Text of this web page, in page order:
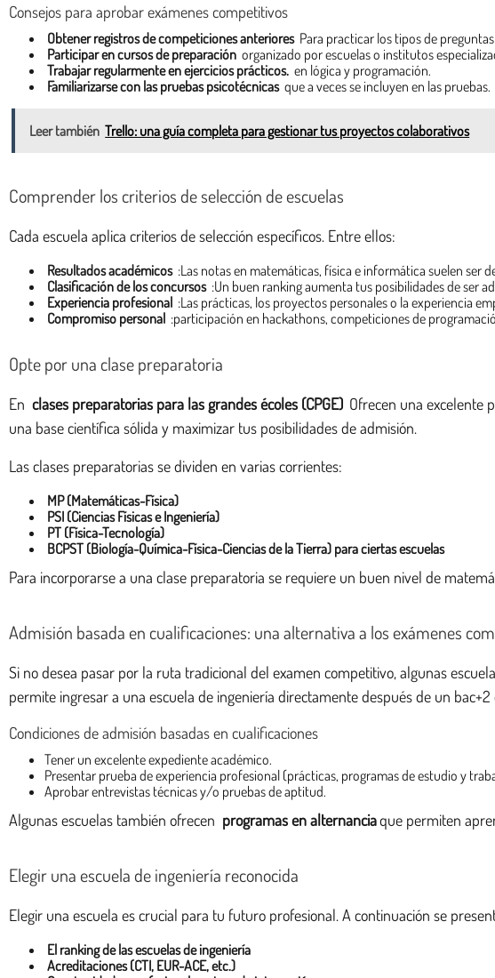
Consejos para aprobar exámenes competitivos
Obtener registros de competiciones anteriores Para practicar los tipos de
Participar en cursos de preparación organizado por escuelas o institutos
Trabajar regularmente en ejercicios prácticos. en lógica y programación.
Familiarizarse con las pruebas psicotécnicas que a veces se incluyen en las pruebas.
Leer también Trello: una guía completa para gestionar tus proyectos colaborativos
Comprender los criterios de selección de escuelas
Cada escuela aplica criterios de selección específicos. Entre ellos:
Resultados académicos :Las notas en matemáticas, física e informática suelen ser
Clasificación de los concursos :Un buen ranking aumenta tus posibilidades de ser
Experiencia profesional :Las prácticas, los proyectos personales o la experiencia
Compromiso personal :participación en hackathons, competiciones de
Opte por una clase preparatoria
En clases preparatorias para las grandes écoles (CPGE) Ofrecen una excelente
una base científica sólida y maximizar tus posibilidades de admisión.
Las clases preparatorias se dividen en varias corrientes:
MP (Matemáticas-Física)
PSI (Ciencias Físicas e Ingeniería)
PT (Física-Tecnología)
BCPST (Biología-Química-Física-Ciencias de la Tierra) para ciertas escuelas
Para incorporarse a una clase preparatoria se requiere un buen nivel de
Admisión basada en cualificaciones: una alternativa a los exámenes
Si no desea pasar por la ruta tradicional del examen competitivo, algunas
permite ingresar a una escuela de ingeniería directamente después de un bac+2
Condiciones de admisión basadas en cualificaciones
Tener un excelente expediente académico.
Presentar prueba de experiencia profesional (prácticas, programas de estudio y
Aprobar entrevistas técnicas y/o pruebas de aptitud.
Algunas escuelas también ofrecen programas en alternanciaque permiten
Elegir una escuela de ingeniería reconocida
Elegir una escuela es crucial para tu futuro profesional. A continuación se
El ranking de las escuelas de ingeniería
Acreditaciones (CTI, EUR-ACE, etc.)